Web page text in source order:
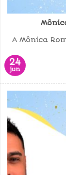
A Mônica
24
jun